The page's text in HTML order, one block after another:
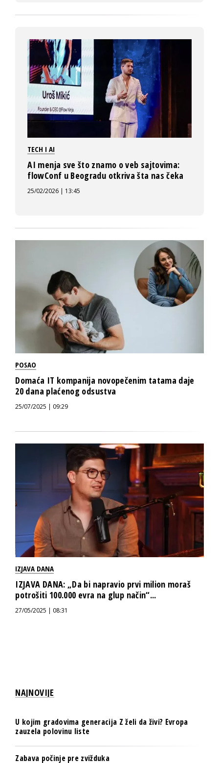
TECH I AI
AI menja sve što znamo o veb sajtovima:
flowConf u Beogradu otkriva šta nas čeka
25/02/2026 | 13:45
POSAO
Domaća IT kompanija novopečenim tatama daje
20 dana plaćenog odsustva
25/07/2025 | 09:29
IZJAVA DANA
IZJAVA DANA: „Da bi napravio prvi milion moraš
potrošiti 100.000 evra na glup način“...
27/05/2025 | 08:31
NAJNOVIJE
U kojim gradovima generacija Z želi da živi? Evropa
zauzela polovinu liste
Zabava počinje pre zvižduka